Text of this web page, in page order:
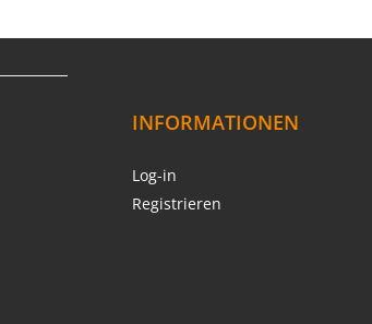
INFORMATIONEN
Log-in
Registrieren